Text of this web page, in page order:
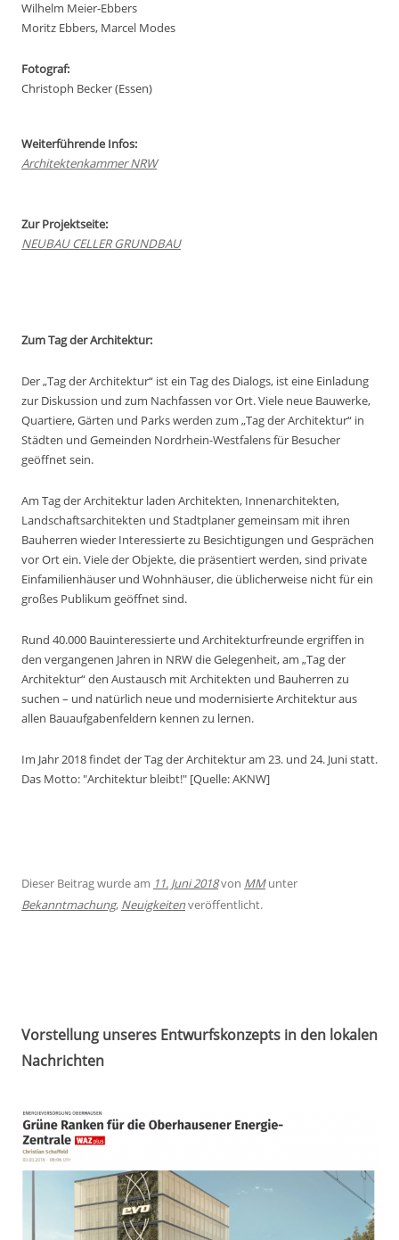
Wilhelm Meier-Ebbers
Moritz Ebbers, Marcel Modes
Fotograf:
Christoph Becker (Essen)
Weiterführende Infos:
Architektenkammer NRW
Zur Projektseite:
NEUBAU CELLER GRUNDBAU
Zum Tag der Architektur:
Der „Tag der Architektur“ ist ein Tag des Dialogs, ist eine Einladung
zur Diskussion und zum Nachfassen vor Ort. Viele neue Bauwerke,
Quartiere, Gärten und Parks werden zum „Tag der Architektur“ in
Städten und Gemeinden Nordrhein-Westfalens für Besucher
geöffnet sein.
Am Tag der Architektur laden Architekten, Innenarchitekten,
Landschaftsarchitekten und Stadtplaner gemeinsam mit ihren
Bauherren wieder Interessierte zu Besichtigungen und Gesprächen
vor Ort ein. Viele der Objekte, die präsentiert werden, sind private
Einfamilienhäuser und Wohnhäuser, die üblicherweise nicht für ein
großes Publikum geöffnet sind.
Rund 40.000 Bauinteressierte und Architekturfreunde ergriffen in
den vergangenen Jahren in NRW die Gelegenheit, am „Tag der
Architektur“ den Austausch mit Architekten und Bauherren zu
suchen – und natürlich neue und modernisierte Architektur aus
allen Bauaufgabenfeldern kennen zu lernen.
Im Jahr 2018 findet der Tag der Architektur am 23. und 24. Juni statt.
Das Motto: "Architektur bleibt!" [Quelle: AKNW]
Dieser Beitrag wurde am 11. Juni 2018von MMunter
Bekanntmachung, Neuigkeitenveröffentlicht.
Vorstellung unseres Entwurfskonzepts in den lokalen
Nachrichten